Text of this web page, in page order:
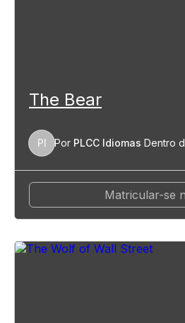
The Bear
PI Por PLCC Idiomas Dentro
Matricular-se